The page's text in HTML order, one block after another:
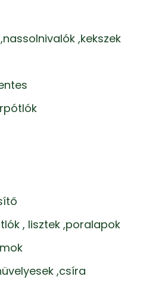
,kekszek
, lisztek ,poralapok
,csíra